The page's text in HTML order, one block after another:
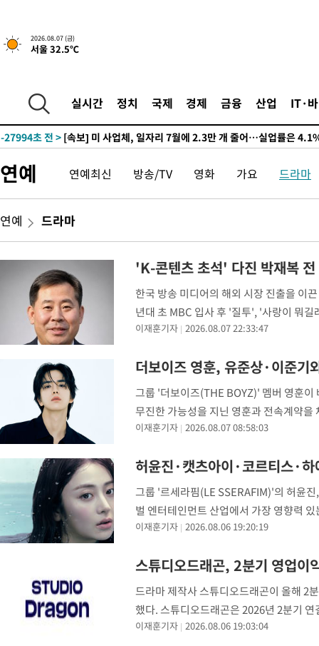
2026.08.07 (금)
서울 32.5℃
실시간 정치 국제 경제 금융 산업 IT·
태 후임
-31407초 전 >
이강인, 폭염 속 AT마드리드 첫 훈련…80명 식사 대접까지(종
-28546초 전 >
하향수정 (2보)
-27994초 전 > [속보] 미 사업체, 일자리 7월에 2.3만 개 줄어…실업률은
실천"
-22942초 전 >
이란, "오만과 '중앙 단일 루트' 합의…북쪽 인바운드·남쪽 아
-14510초 전 >"낮 기온 소폭 하락"…수도권 폭염중대경보, 폭염경보로 하향
-14474초 전 >[속보]이 대통령, '호우피해' 안동·의성 관할 4개 면 특별재난
-12408초 전 >낮 최고 37도 찜통더위…곳곳 소나기·강원 많은 비[내일날씨]
-10714초 전 >SK하이닉스, 용인·청주 팹에 54조 투자…"AI 메모리 수요 선
-7570초 전 >여자배구 이재영·이다영 자매, 아제르바이잔 투란VC 입단
-6823초 전 >외국인 심판 성 접대 7경기 들여다보니…한국 축구 '5승 2무'
-6557초 전 >[속보]코스닥, 2.86포인트(0.36%) 내린 798.81마감
[속보]코스피, 6200선 약보합…0.60% 내린 6258.77에 마쳐
-6490초 전 >[속보]원·달러 환율, 7.7원 내린 1416.1원 마감
-6379초 전 >[속보] 노원서 40.1도 관측…서울, 2018년 이후 첫 40도
-3469초 전 >[속보]종합특검, '계엄 수용공간 확보' 신용해 前교정본부장 기
-2342초 전 > 외신들도 주목한 韓축구 파문…"국민적 공분에 수사 재개"
-2313초 전 >11시간 압수수색에 성접대 파문까지…'쑥대밭' 된 축구협회
-1335초 전 > [속보]규제합리화위원회 부위원장에 김태유 서울대 공대 교수
-31407초 전 > 이강인, 폭염 속 AT마드리드 첫 훈련…80명 식사 대접까지(종
-28546초 전 >미 사업체 일자리, 7월에 2.3만개 순감하고 그 전 2개월 10.3
하향수정 (2보)
-27994초 전 >[속보] 미 사업체, 일자리 7월에 2.3만 개 줄어…실업률은
[속보]이 대통령 "부동산 공급 기존 사고방식 매달리지 말고 과
-22942초 전 >이란, "오만과 '중앙 단일 루트' 합의…북쪽 인바운드·남쪽 아
운드는 임시"
-14510초 전 >"낮 기온 소폭 하락"…수도권 폭염중대경보, 폭염경보로 하향
-14474초 전 >[속보]이 대통령, '호우피해' 안동·의성 관할 4개 면 특별재난
연예 연예최신 방송/TV 영화 가요 드라마
연예 드라마
'K-콘텐츠 초석' 다진 박재복
한국 방송 미디어의 해외 시장 진출을 이
년대 초 MBC 입사 후 '질투', '사랑이 뭐
등의 글로벌 유통을 주도해 세계 100여
이재훈기자 2026.08.07 22:33:47
더보이즈 영훈, 유준상·이준기
그룹 '더보이즈(THE BOYZ)' 멤버 영훈이
무진한 가능성을 지닌 영훈과 전속계약
은 물론, 더보이즈 활동 역시 적극적으로
이재훈기자 2026.08.07 08:58:03
허윤진·캣츠아이·코르티스·
그룹 '르세라핌(LE SSERAFIM)'의 허윤
벌 엔터테인먼트 산업에서 가장 영향력
(Variety)가 4일(현지시간) 공식 홈페이
이재훈기자 2026.08.06 19:20:19
스튜디오드래곤, 2분기 영업
드라마 제작사 스튜디오드래곤이 올해 2
했다. 스튜디오드래곤은 2026년 2분기
은 전년 동기 대비 26.9% 증가했으며, 영
이재훈기자 2026.08.06 19:03:04